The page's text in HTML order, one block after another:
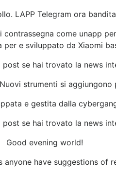
LAPP Telegram ora
come unapp
per e sviluppato da Xiaomi
se hai trovato la news
strumenti si
e gestita dalla
se hai trovato la news
Good evening world!
have suggestions of